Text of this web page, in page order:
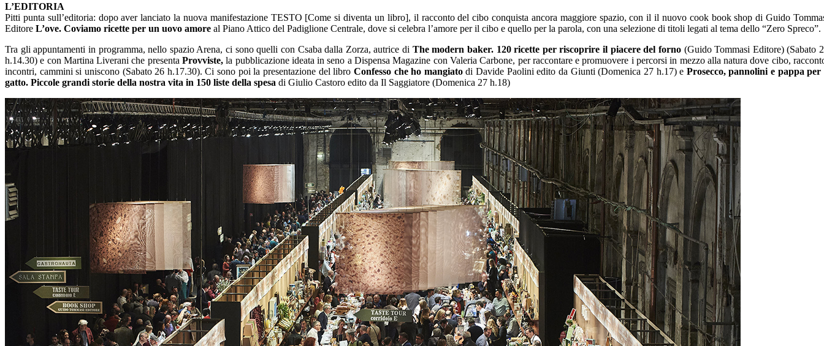
L’EDITORIA
Pitti punta sull’editoria: dopo aver lanciato la nuova manifestazione TESTO [Come si diventa un libro], il racconto del cibo conquista ancora maggiore spazio, con il il nuovo cook book shop di Guido
Editore L’ove. Coviamo ricette per un uovo amore al Piano Attico del Padiglione Centrale, dove si celebra l’amore per il cibo e quello per la parola, con una selezione di titoli legati al tema dello “Zero Spreco”.
Tra gli appuntamenti in programma, nello spazio Arena, ci sono quelli con Csaba dalla Zorza, autrice di The modern baker. 120 ricette per riscoprire il piacere del forno(Guido Tommasi Editore) (Sabato
h.14.30) e con Martina Liverani che presentaProvviste, la pubblicazione ideata in seno a Dispensa Magazine con Valeria Carbone, per raccontare e promuovere i percorsi in mezzo alla natura dove cibo,
incontri, cammini si uniscono (Sabato 26 h.17.30). Ci sono poi la presentazione del libro Confesso che ho mangiatodi Davide Paolini edito da Giunti (Domenica 27 h.17) e Prosecco, pannolini e pappa per
gatto. Piccole grandi storie della nostra vita in 150 liste della spesa di Giulio Castoro edito da Il Saggiatore (Domenica 27 h.18)